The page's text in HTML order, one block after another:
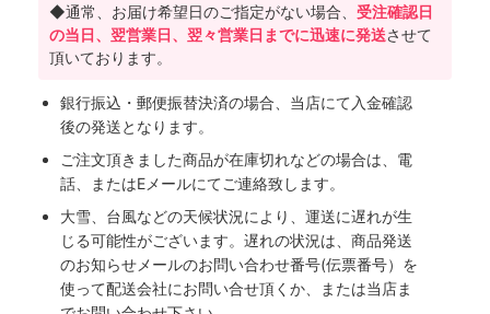
◆通常、お届け希望日のご指定がない場合、 受注確認日
の当日、翌営業日、翌々営業日までに迅速に発送させて
頂いております。
銀行振込・郵便振替決済の場合、当店にて入金確認
後の発送となります。
ご注文頂きました商品が在庫切れなどの場合は、電
話、またはEメールにてご連絡致します。
大雪、台風などの天候状況により、運送に遅れが生
じる可能性がございます。遅れの状況は、商品発送
のお知らせメールのお問い合わせ番号(伝票番号）を
使って配送会社にお問い合せ頂くか、または当店ま